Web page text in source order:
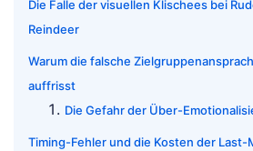
Die Falle der visuellen Klischees bei
Reindeer
Warum die falsche
auffrisst
Die Gefahr der Über-
Timing-Fehler und die Kosten der Last-